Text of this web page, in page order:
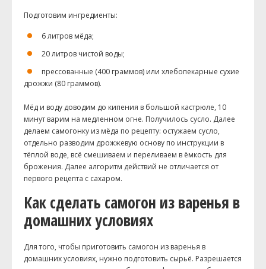
Подготовим ингредиенты:
6 литров мёда;
20 литров чистой воды;
прессованные (400 граммов) или хлебопекарные сухие
дрожжи (80 граммов).
Мёд и воду доводим до кипения в большой кастрюле, 10
минут варим на медленном огне. Получилось сусло. Далее
делаем самогонку из мёда по рецепту: остужаем сусло,
отдельно разводим дрожжевую основу по инструкции в
тёплой воде, всё смешиваем и переливаем в ёмкость для
брожения. Далее алгоритм действий не отличается от
первого рецепта с сахаром.
Как сделать самогон из варенья в
домашних условиях
Для того, чтобы приготовить самогон из варенья в
домашних условиях, нужно подготовить сырьё. Разрешается